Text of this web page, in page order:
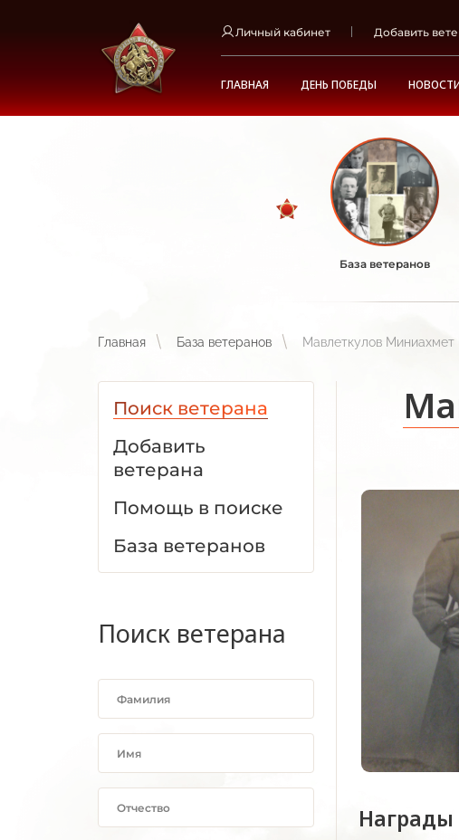
Личный кабинет Добавить
ГЛАВНАЯ ДЕНЬ ПОБЕДЫ
База ветеранов
Главная База ветеранов Мавлеткулов Миниахмет
Поиск ветерана
Добавить
ветерана
Помощь в поиске
База ветеранов
Поиск ветерана
Награды